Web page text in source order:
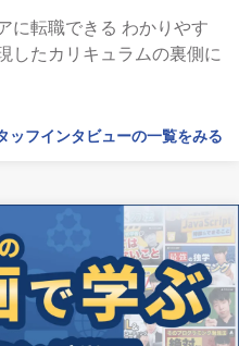
に転職できる わかりやす
したカリキュラムの裏側に
ッフインタビューの一覧をみる